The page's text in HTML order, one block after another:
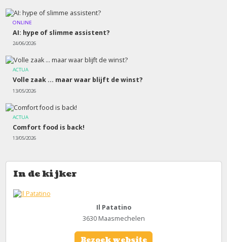
ONLINE
AI: hype of slimme assistent?
24/06/2026
ACTUA
Volle zaak ... maar waar blijft de winst?
13/05/2026
ACTUA
Comfort food is back!
13/05/2026
In de kijker
Il Patatino
3630 Maasmechelen
Bezoek website